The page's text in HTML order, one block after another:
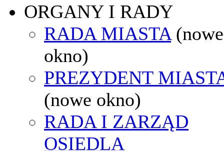
ORGANY I RADY
RADA MIASTA (nowe
okno)
PREZYDENT
(nowe okno)
RADA I ZARZĄD
OSIEDLA